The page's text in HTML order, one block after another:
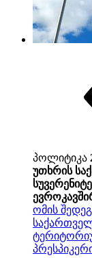
პოლიტიკა
უთხრის
ომის